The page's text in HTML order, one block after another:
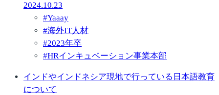
2024.10.23
#Yaaay
#海外IT人材
#2023年卒
#HRインキュベーション事業本部
インドやインドネシア現地で行っている日本語教育
について